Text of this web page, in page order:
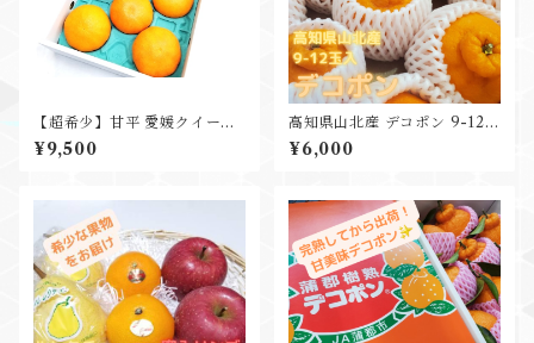
【超希少】甘平 愛媛クイーン
スプラッシュ 特秀品 ４L 8玉
3㎏
¥9,500
高知県山北産 デコポン 9-12玉
入 約3kg
¥6,000